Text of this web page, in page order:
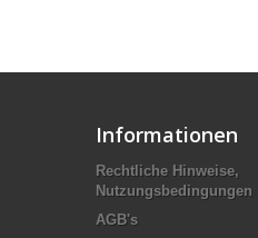
Informationen
Rechtliche Hinweise,
Nutzungsbedingungen
AGB's